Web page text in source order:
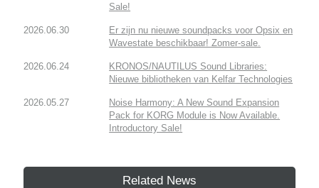
Sale!
2026.06.30
Er zijn nu nieuwe soundpacks voor Opsix en
Wavestate beschikbaar! Zomer-sale.
2026.06.24
KRONOS/NAUTILUS Sound Libraries:
Nieuwe bibliotheken van Kelfar Technologies
2026.05.27
Noise Harmony: A New Sound Expansion
Pack for KORG Module is Now Available.
Introductory Sale!
Related News